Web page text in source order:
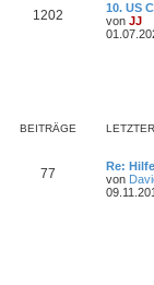
1202
10. US
von JJ
BEITRÄGE
77
Re:
von